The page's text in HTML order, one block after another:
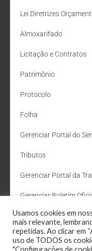
Lei Diretrizes
Almoxarifado
Licitação e Contratos
Patrimônio
Protocolo
Folha
Gerenciar Portal do
Tributos
Gerenciar Portal da
Gerenciar Boletim
Departamento de
Administração Site
Usamos cookies em
mais relevante,
repetidas. Ao clicar em
uso de TODOS os
"Configurações de